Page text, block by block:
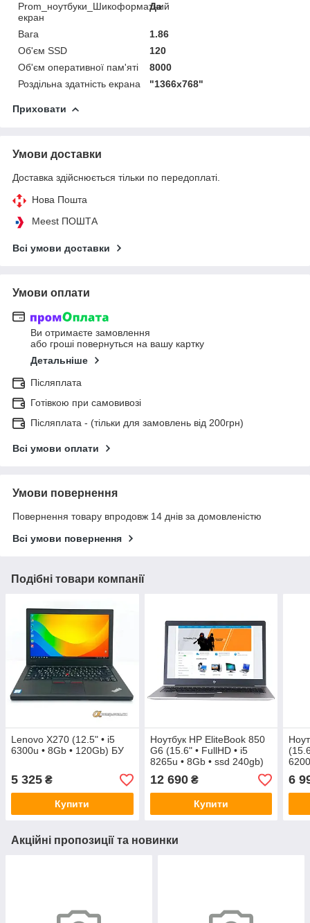
Prom_ноутбуки_Шикоформатний
екран
Да
Вага
1.86
Об'єм SSD
120
Об'єм оперативної пам'яті
8000
Роздільна здатність екрана
"1366x768"
Приховати
Умови доставки
Доставка здійснюється тільки по передоплаті.
Нова Пошта
Meest ПОШТА
Всі умови доставки
Умови оплати
Ви отримаєте замовлення
або гроші повернуться на вашу картку
Детальніше
Післяплата
Готівкою при самовивозі
Післяплата - (тільки для замовлень від 200грн)
Всі умови оплати
Умови повернення
Повернення товару впродовж 14 днів за домовленістю
Всі умови повернення
Подібні товари компанії
Lenovo X270 (12.5" • i5
6300u • 8Gb • 120Gb) БУ
5 325 ₴
Купити
Ноутбук HP EliteBook 850
G6 (15.6" • FullHD • i5
8265u • 8Gb • ssd 240gb)
12 690₴
Купити
6
Акційні пропозиції та новинки